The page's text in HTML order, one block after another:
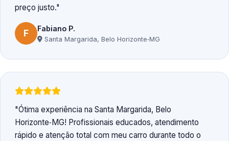
preço justo.
F Fabiano P.
Santa Margarida, Belo Horizonte‑MG
Ótima experiência na Santa Margarida, Belo
Horizonte‑MG! Profissionais educados, atendimento
rápido e atenção total com meu carro durante todo o